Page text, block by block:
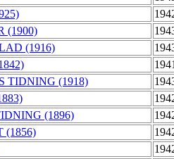
(1900)
(1916)
TIDNING (1918)
(1896)
(1856)